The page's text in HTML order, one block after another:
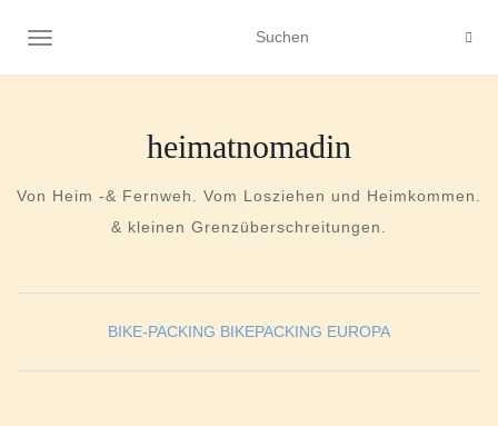
NAVIGATION UMSCHALTEN
heimatnomadin
Von Heim -& Fernweh. Vom Losziehen und Heimkommen.
& kleinen Grenzüberschreitungen.
BIKE-PACKING BIKEPACKING EUROPA